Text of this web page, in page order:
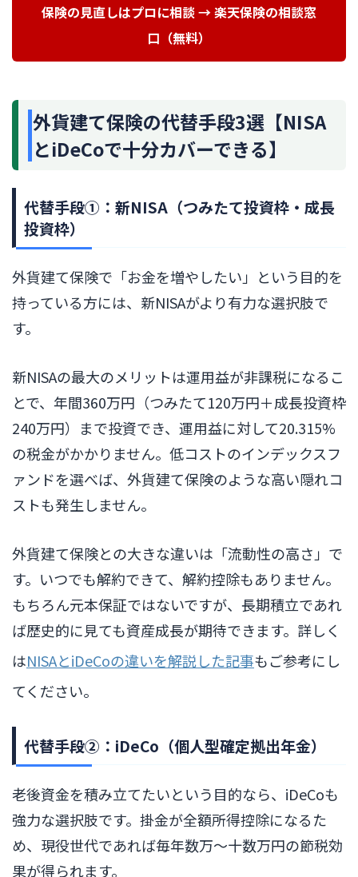
保険の見直しはプロに相談 → 楽天保険の相談窓
口（無料）
外貨建て保険の代替手段3選【NISA
とiDeCoで十分カバーできる】
代替手段①：新NISA（つみたて投資枠・成長
投資枠）
外貨建て保険で「お金を増やしたい」という目的を
持っている方には、新NISAがより有力な選択肢で
す。
新NISAの最大のメリットは運用益が非課税になるこ
とで、年間360万円（つみたて120万円＋成長投資枠
240万円）まで投資でき、運用益に対して20.315%
の税金がかかりません。低コストのインデックスフ
ァンドを選べば、外貨建て保険のような高い隠れコ
ストも発生しません。
外貨建て保険との大きな違いは「流動性の高さ」で
す。いつでも解約できて、解約控除もありません。
もちろん元本保証ではないですが、長期積立であれ
ば歴史的に見ても資産成長が期待できます。詳しく
はNISAとiDeCoの違いを解説した記事もご参考にし
てください。
代替手段②：iDeCo（個人型確定拠出年金）
老後資金を積み立てたいという目的なら、iDeCoも
強力な選択肢です。掛金が全額所得控除になるた
め、現役世代であれば毎年数万〜十数万円の節税効
果が得られます。